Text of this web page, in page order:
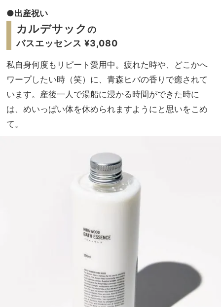
●出産祝い
カルデサック の
バスエッセンス ¥3,080
私自身何度もリピート愛用中。疲れた時や、どこかへ
ワープしたい時（笑）に、青森ヒバの香りで癒されて
います。産後一人で湯船に浸かる時間ができた時に
は、めいっぱい体を休められますようにと思いをこめ
て。